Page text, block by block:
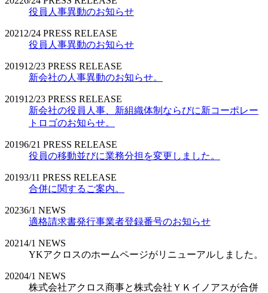
役員人事異動のお知らせ
2021 2/24 PRESS RELEASE
役員人事異動のお知らせ
201912/23 PRESS RELEASE
新会社の人事異動のお知らせ。
201912/23 PRESS RELEASE
新会社の役員人事、新組織体制ならびに新コーポレー
トロゴのお知らせ。
20196/21 PRESS RELEASE
役員の移動並びに業務分担を変更しました。
20193/11 PRESS RELEASE
合併に関するご案内。
20236/1 NEWS
適格請求書発行事業者登録番号のお知らせ
20214/1 NEWS
YKアクロスのホームページがリニューアルしました。
20204/1 NEWS
株式会社アクロス商事と株式会社ＹＫイノアスが合併